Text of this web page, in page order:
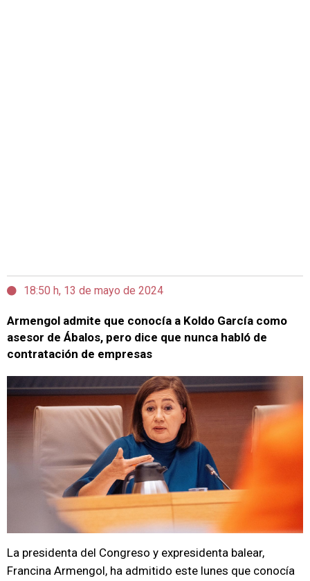
18:50 h, 13 de mayo de 2024
Armengol admite que conocía a Koldo García como
asesor de Ábalos, pero dice que nunca habló de
contratación de empresas
La presidenta del Congreso y expresidenta balear,
Francina Armengol, ha admitido este lunes que conocía